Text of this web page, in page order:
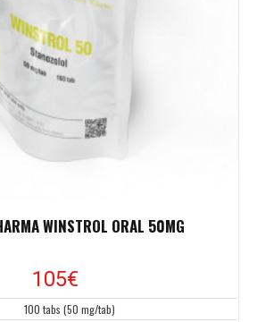
WINSTROL ORAL 50MG
105€
100 tabs (50 mg/tab)